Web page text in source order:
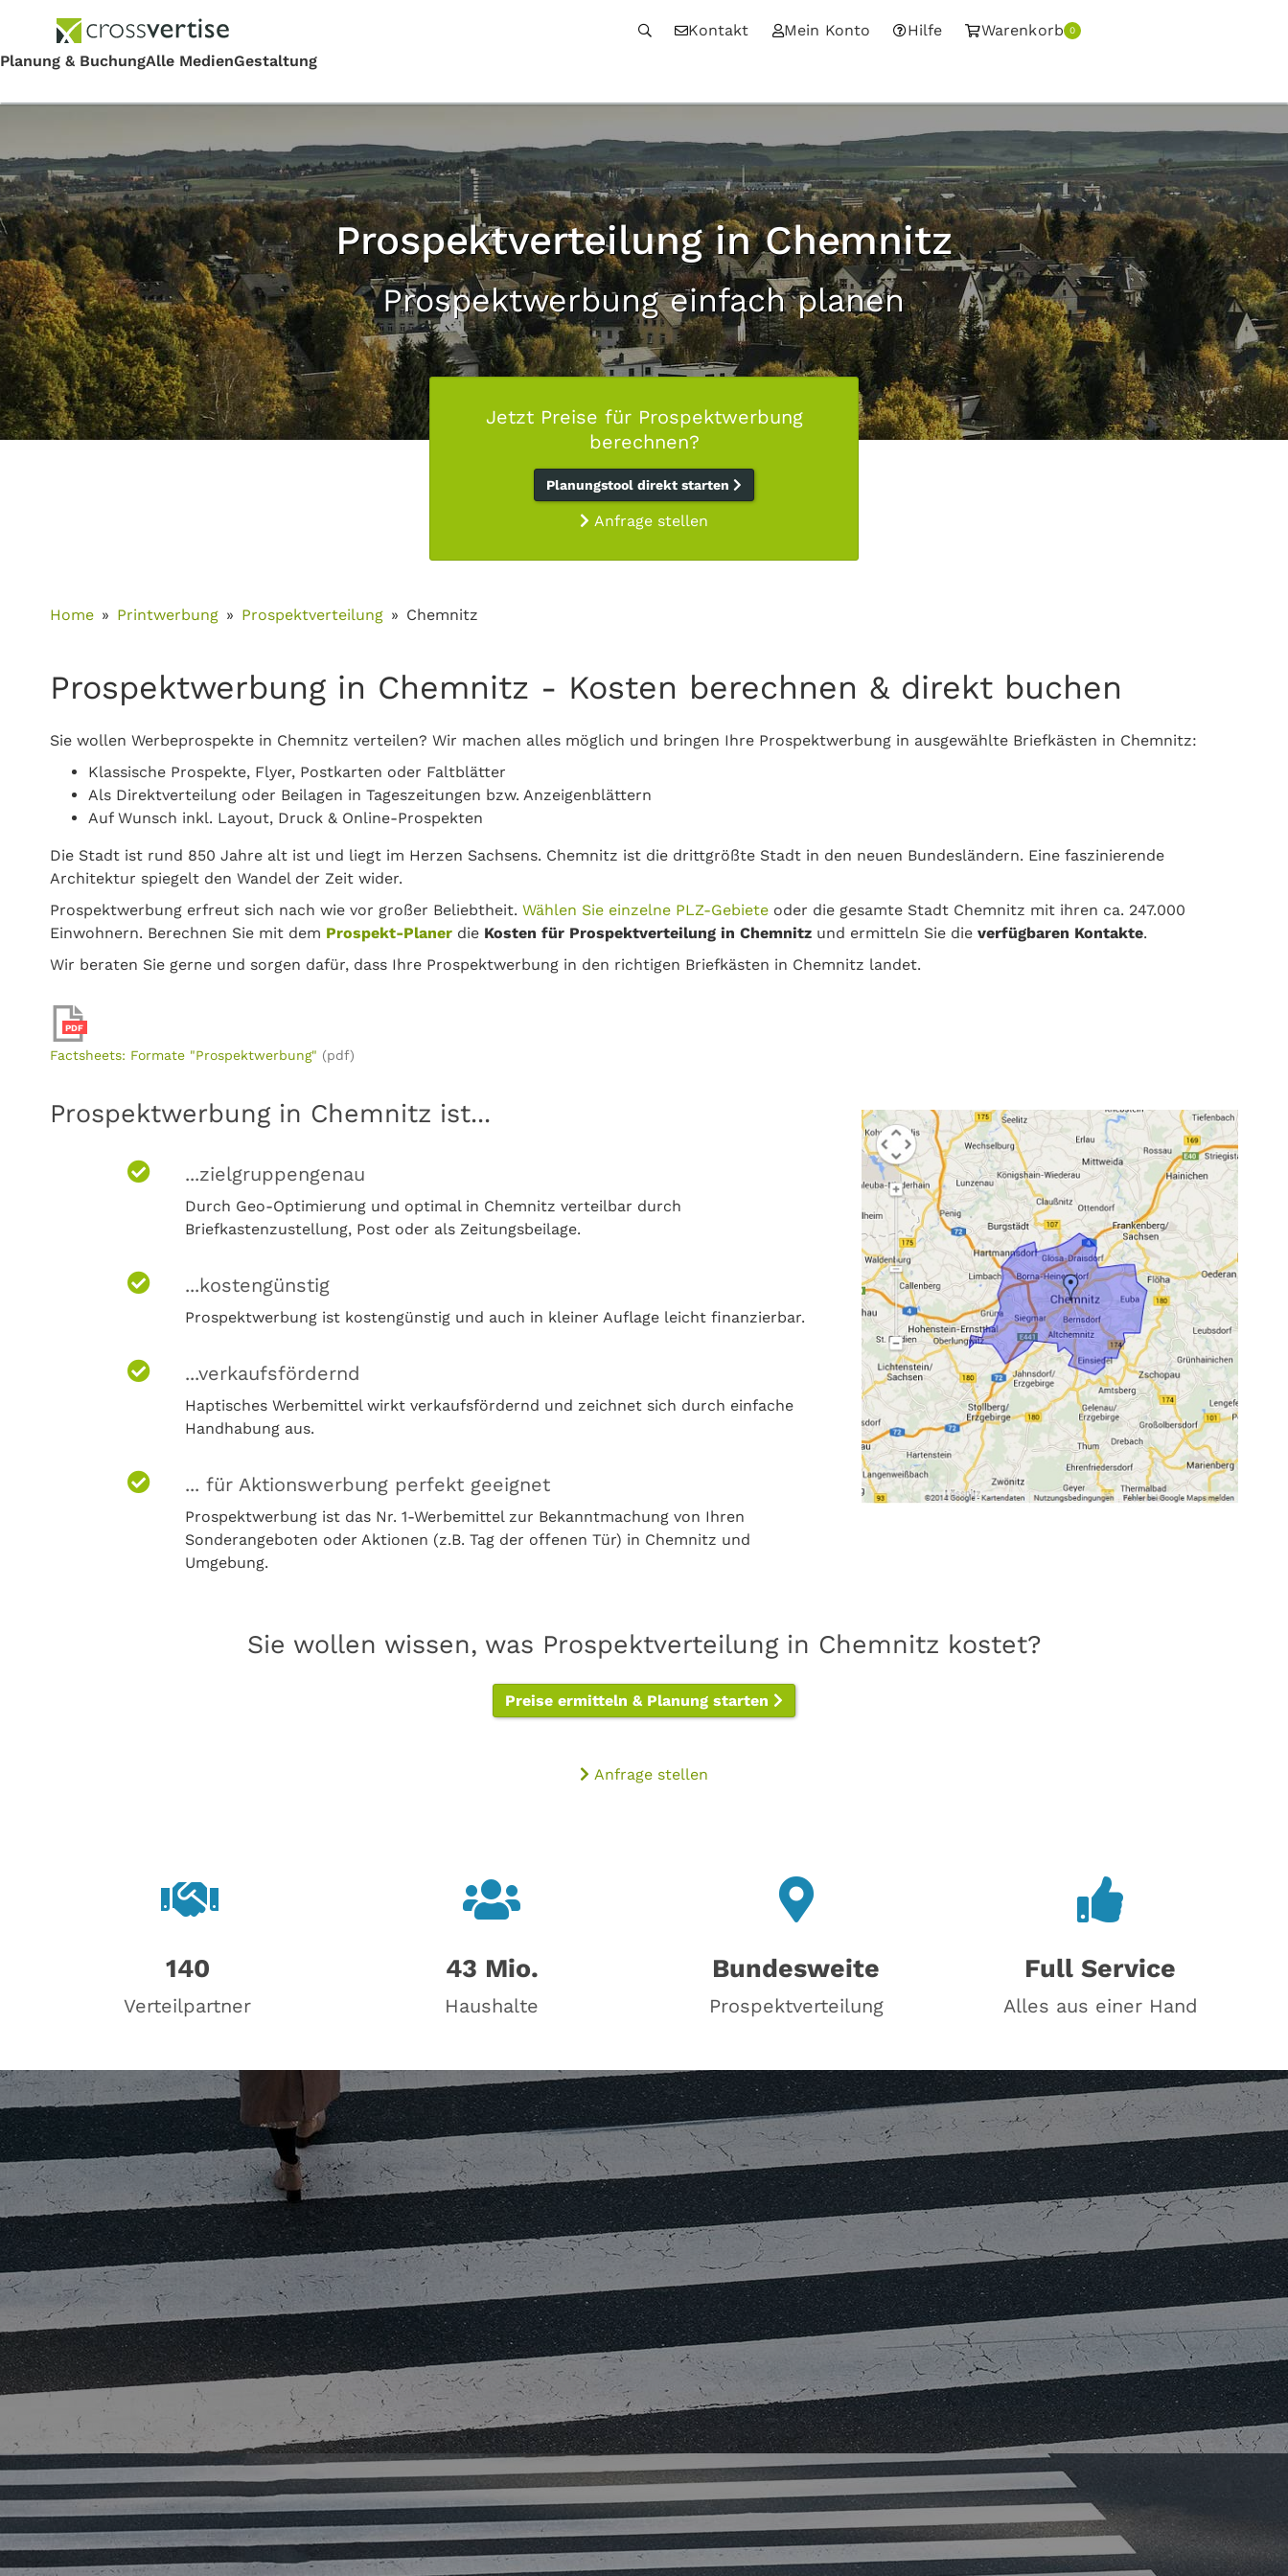
Kontakt Mein Konto Hilfe Warenkorb 0
Prospektverteilung in Chemnitz
Prospektwerbung einfach planen
Jetzt Preise für Prospektwerbung
berechnen?
Planungstool direkt starten
Anfrage stellen
Home Printwerbung Prospektverteilung Chemnitz
Prospektwerbung in Chemnitz - Kosten berechnen & direkt buchen
Sie wollen Werbeprospekte in Chemnitz verteilen? Wir machen alles möglich und bringen Ihre Prospektwerbung in ausgewählte Briefkästen in Chemnitz:
Klassische Prospekte, Flyer, Postkarten oder Faltblätter
Als Direktverteilung oder Beilagen in Tageszeitungen bzw. Anzeigenblättern
Auf Wunsch inkl. Layout, Druck & Online-Prospekten
Die Stadt ist rund 850 Jahre alt ist und liegt im Herzen Sachsens. Chemnitz ist die drittgrößte Stadt in den neuen Bundesländern. Eine faszinierende
Architektur spiegelt den Wandel der Zeit wider.
Prospektwerbung erfreut sich nach wie vor großer Beliebtheit. Wählen Sie einzelne PLZ-Gebiete oder die gesamte Stadt Chemnitz mit ihren ca. 247.000
Einwohnern. Berechnen Sie mit dem Prospekt-Planer die Kosten für Prospektverteilung in Chemnitz und ermitteln Sie die verfügbaren Kontakte.
Wir beraten Sie gerne und sorgen dafür, dass Ihre Prospektwerbung in den richtigen Briefkästen in Chemnitz landet.
PDF
Factsheets: Formate "Prospektwerbung" (pdf)
Prospektwerbung in Chemnitz ist...
...zielgruppengenau
Durch Geo-Optimierung und optimal in Chemnitz verteilbar durch
Briefkastenzustellung, Post oder als Zeitungsbeilage.
...kostengünstig
Prospektwerbung ist kostengünstig und auch in kleiner Auflage leicht finanzierbar.
...verkaufsfördernd
Haptisches Werbemittel wirkt verkaufsfördernd und zeichnet sich durch einfache
Handhabung aus.
... für Aktionswerbung perfekt geeignet
Prospektwerbung ist das Nr. 1-Werbemittel zur Bekanntmachung von Ihren
Sonderangeboten oder Aktionen (z.B. Tag der offenen Tür) in Chemnitz und
Umgebung.
Sie wollen wissen, was Prospektverteilung in Chemnitz kostet?
Preise ermitteln & Planung starten
Anfrage stellen
140
Verteilpartner
43 Mio.
Haushalte
Bundesweite
Prospektverteilung
Full Service
Alles aus einer Hand